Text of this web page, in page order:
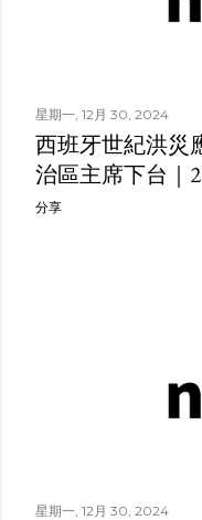
星期一, 12月 30, 2024
西班牙世紀洪災
治區主席下台｜
分享
星期一, 12月 30, 2024